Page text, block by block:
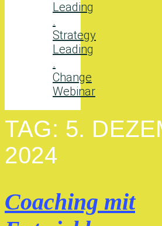
Leading
.
Strategy
Leading
.
Change
Webinar
TAG: 5.
2024
Coaching mit